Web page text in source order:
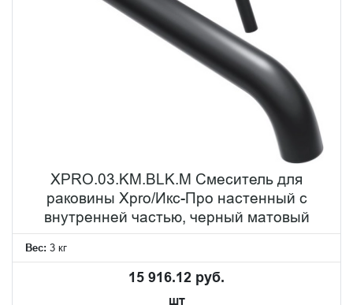
XPRO.03.KM.BLK.M Смеситель для
раковины Xpro/Икс-Про настенный с
внутренней частью, черный матовый
Вес: 3 кг
15 916.12 руб.
шт